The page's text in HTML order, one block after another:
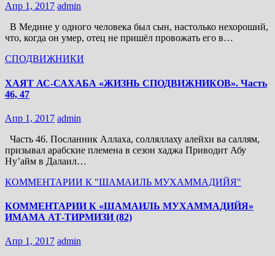
Апр 1, 2017 admin
В Медине у одного человека был сын, настолько нехороший,
что, когда он умер, отец не пришёл провожать его в…
СПОДВИЖНИКИ
ХАЯТ АС-САХАБА «ЖИЗНЬ СПОДВИЖНИКОВ». Часть
46, 47
Апр 1, 2017 admin
Часть 46. Посланник Аллаха, солляллаху алейхи ва саллям,
призывал арабские племена в сезон хаджа Приводит Абу
Нуʼайм в Далаил…
КОММЕНТАРИИ К "ШАМАИЛЬ МУХАММАДИЙЯ"
КОММЕНТАРИИ К «ШАМАИЛЬ МУХАММАДИЙЯ»
ИМАМА АТ-ТИРМИЗИ (82)
Апр 1, 2017 admin